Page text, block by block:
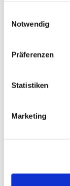
Notwendig
Präferenzen
Statistiken
Marketing